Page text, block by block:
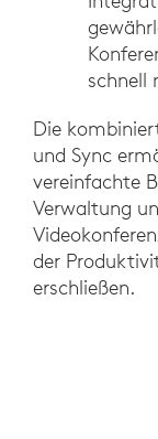
schnell
Die
und Sync
vereinfachte
Verwaltung
der
erschließen.